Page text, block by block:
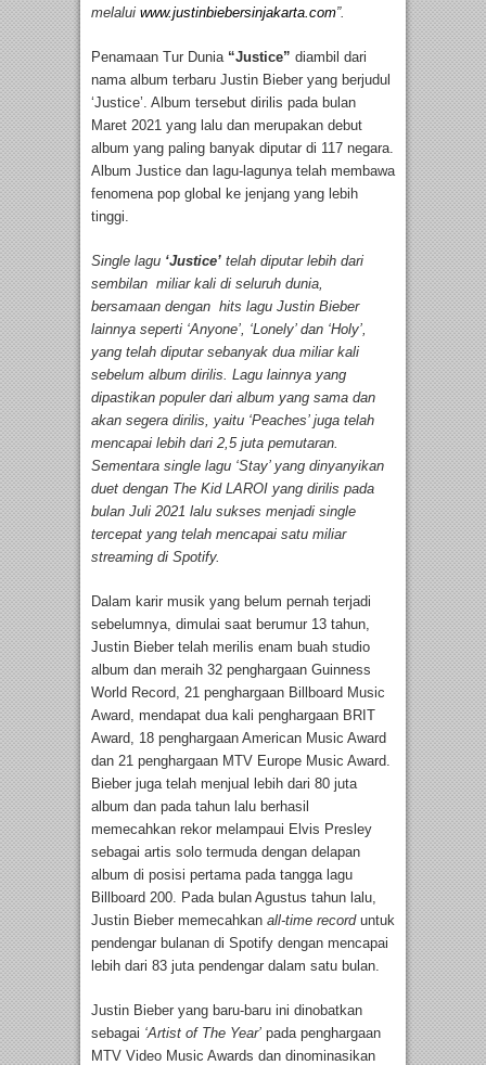
melalui www.justinbiebersinjakarta.com”.
Penamaan Tur Dunia “Justice” diambil dari
nama album terbaru Justin Bieber yang berjudul
‘Justice’. Album tersebut dirilis pada bulan
Maret 2021 yang lalu dan merupakan debut
album yang paling banyak diputar di 117 negara.
Album Justice dan lagu-lagunya telah membawa
fenomena pop global ke jenjang yang lebih
tinggi.
Single lagu ‘Justice’ telah diputar lebih dari
sembilan miliar kali di seluruh dunia,
bersamaan dengan hits lagu Justin Bieber
lainnya seperti ‘Anyone’, ‘Lonely’ dan ‘Holy’,
yang telah diputar sebanyak dua miliar kali
sebelum album dirilis. Lagu lainnya yang
dipastikan populer dari album yang sama dan
akan segera dirilis, yaitu ‘Peaches’ juga telah
mencapai lebih dari 2,5 juta pemutaran.
Sementara single lagu ‘Stay’ yang dinyanyikan
duet dengan The Kid LAROI yang dirilis pada
bulan Juli 2021 lalu sukses menjadi single
tercepat yang telah mencapai satu miliar
streaming di Spotify.
Dalam karir musik yang belum pernah terjadi
sebelumnya, dimulai saat berumur 13 tahun,
Justin Bieber telah merilis enam buah studio
album dan meraih 32 penghargaan Guinness
World Record, 21 penghargaan Billboard Music
Award, mendapat dua kali penghargaan BRIT
Award, 18 penghargaan American Music Award
dan 21 penghargaan MTV Europe Music Award.
Bieber juga telah menjual lebih dari 80 juta
album dan pada tahun lalu berhasil
memecahkan rekor melampaui Elvis Presley
sebagai artis solo termuda dengan delapan
album di posisi pertama pada tangga lagu
Billboard 200. Pada bulan Agustus tahun lalu,
Justin Bieber memecahkan all-time record untuk
pendengar bulanan di Spotify dengan mencapai
lebih dari 83 juta pendengar dalam satu bulan.
Justin Bieber yang baru-baru ini dinobatkan
sebagai ‘Artist of The Year’ pada penghargaan
MTV Video Music Awards dan dinominasikan